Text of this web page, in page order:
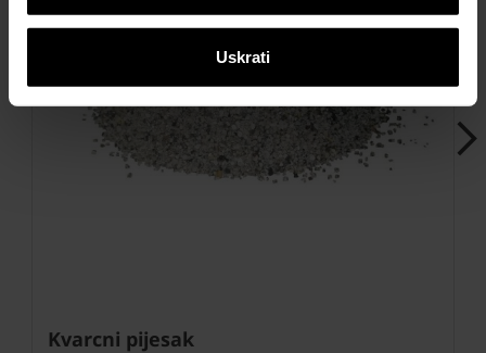
Uskrati
Kvarcni pijesak
Next